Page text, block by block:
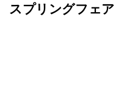
スプリングフェア